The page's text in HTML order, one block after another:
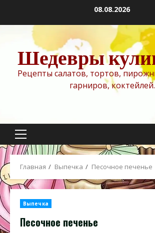
содержимому
08.08.2026
Шедевры
Рецепты салатов, тортов,
гарниров, коктейлей.
Основное
меню
Главная Выпечка Песочное печенье
Выпечка
Песочное печенье